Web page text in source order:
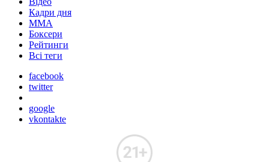
Кадри дня
ММА
Боксери
Рейтинги
Всі теги
facebook
twitter
google
vkontakte